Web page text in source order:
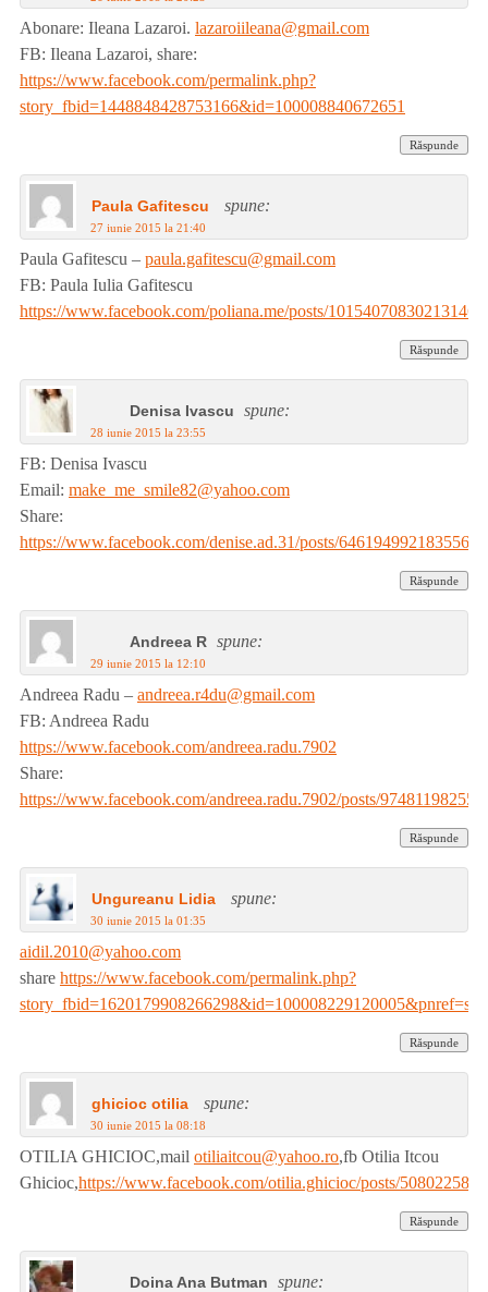
Abonare: Ileana Lazaroi. lazaroiileana@gmail.com
FB: Ileana Lazaroi, share:
https://www.facebook.com/permalink.php?
story_fbid=1448848428753166&id=100008840672651
Răspunde
Paula Gafitescu spune:
27 iunie 2015 la 21:40
Paula Gafitescu – paula.gafitescu@gmail.com
FB: Paula Iulia Gafitescu
https://www.facebook.com/poliana.me/posts/10154070830213146
Răspunde
Denisa Ivascu spune:
28 iunie 2015 la 23:55
FB: Denisa Ivascu
Email: make_me_smile82@yahoo.com
Share:
https://www.facebook.com/denise.ad.31/posts/646194992183556
Răspunde
Andreea R spune:
29 iunie 2015 la 12:10
Andreea Radu – andreea.r4du@gmail.com
FB: Andreea Radu
https://www.facebook.com/andreea.radu.7902
Share:
https://www.facebook.com/andreea.radu.7902/posts/
Răspunde
Ungureanu Lidia spune:
30 iunie 2015 la 01:35
aidil.2010@yahoo.com
share https://www.facebook.com/permalink.php?
Răspunde
ghicioc otilia spune:
30 iunie 2015 la 08:18
OTILIA GHICIOC,mail otiliaitcou@yahoo.ro,fb Otilia Itcou
Ghicioc,https://www.facebook.com/otilia.ghicioc/posts/
Răspunde
Doina Ana Butman spune: